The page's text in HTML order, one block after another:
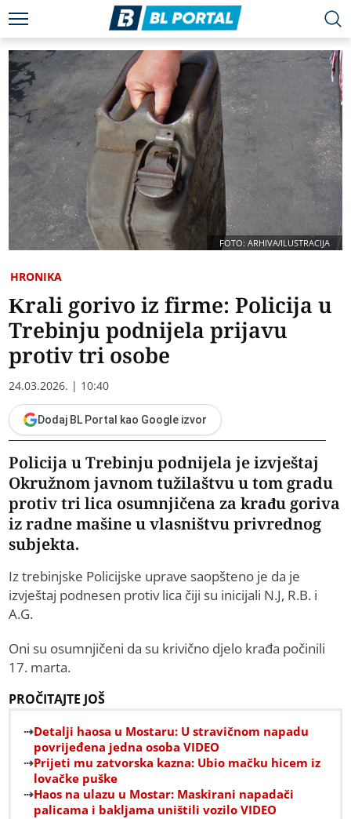
FOTO: ARHIVA/ILUSTRACIJA
HRONIKA
Krali gorivo iz firme: Policija u
Trebinju podnijela prijavu
protiv tri osobe
24.03.2026. | 10:40
Dodaj BL Portal kao Google izvor
Policija u Trebinju podnijela je izvještaj
Okružnom javnom tužilaštvu u tom gradu
protiv tri lica osumnjičena za krađu goriva
iz radne mašine u vlasništvu privrednog
subjekta.
Iz trebinjske Policijske uprave saopšteno je da je
izvještaj podnesen protiv lica čiji su inicijali N.J, R.B. i
A.G.
Oni su osumnjičeni da su krivično djelo krađa počinili
17. marta.
PROČITAJTE JOŠ
Detalji haosa u Mostaru: U stravičnom napadu
povrijeđena jedna osoba VIDEO
Prijeti mu zatvorska kazna: Ubio mačku hicem iz
lovačke puške
Haos na ulazu u Mostar: Maskirani napadači
palicama i bakljama uništili vozilo VIDEO